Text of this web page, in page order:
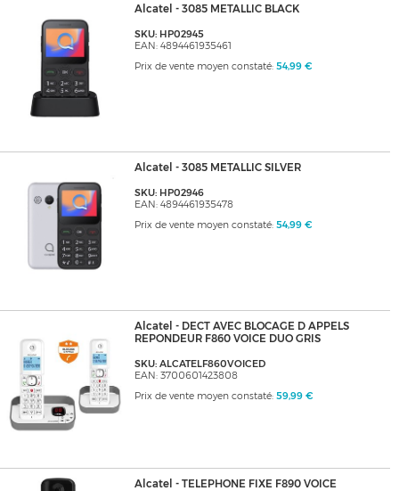
Alcatel - 3085 METALLIC BLACK
SKU: HP02945
EAN: 4894461935461
Prix de vente moyen constaté: 54,99 €
Alcatel - 3085 METALLIC SILVER
SKU: HP02946
EAN: 4894461935478
Prix de vente moyen constaté: 54,99 €
Alcatel - DECT AVEC BLOCAGE D APPELS
REPONDEUR F860 VOICE DUO GRIS
SKU: ALCATELF860VOICED
EAN: 3700601423808
Prix de vente moyen constaté: 59,99 €
Alcatel - TELEPHONE FIXE F890 VOICE